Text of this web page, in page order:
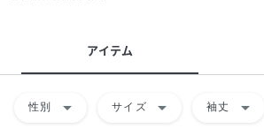
アイテム
性別 arrow_drop_down サイズ arrow_drop_down 袖丈 arrow_drop_down